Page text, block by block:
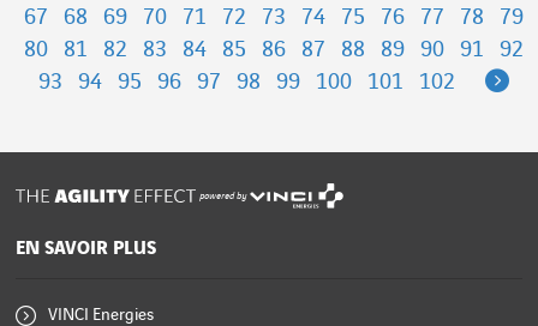
67
68 69 70 71 72 73 74 75 76 77 78
79
80
81 82 83 84 85 86 87 88 89 90 91
92
93
94 95 96 97 98 99 100 101 102
powered by
EN SAVOIR PLUS
VINCI Energies